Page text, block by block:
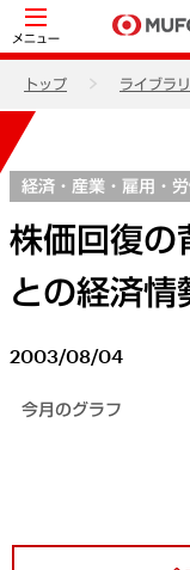
メニュー
トップ ライブラリ
経済・産業・雇用・
株価回復の
との経済情
2003/08/04
今月のグラフ